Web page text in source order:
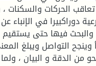
الحركات والسكنات
دوراكبيرا في
فيها حتى يستقيم
وينجح التواصل ويبلغ
من الدقة و البيان ،